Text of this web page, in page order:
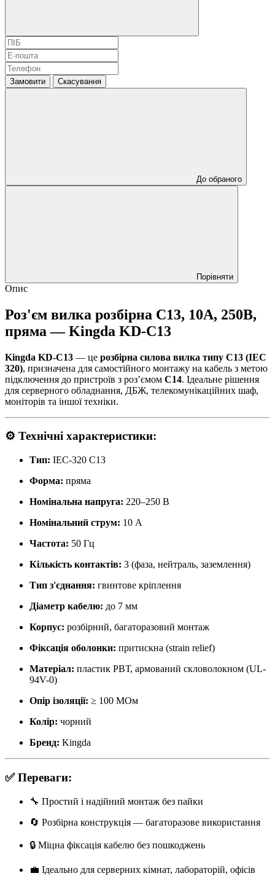
Замовити Скасування
До обраного
Порівняти
Опис
Роз'єм вилка розбірна C13, 10А, 250В,
пряма —Kingda KD-C13
Kingda KD-C13 — це розбірна силова вилка типу C13 (IEC
320), призначена для самостійного монтажу на кабель з метою
підключення до пристроїв з роз’ємом C14. Ідеальне рішення
для серверного обладнання, ДБЖ, телекомунікаційних шаф,
моніторів та іншої техніки.
⚙️ Технічні характеристики:
Тип: IEC-320 C13
Форма: пряма
Номінальна напруга: 220–250 В
Номінальний струм: 10 А
Частота: 50 Гц
Кількість контактів: 3 (фаза, нейтраль, заземлення)
Тип з'єднання: гвинтове кріплення
Діаметр кабелю: до 7 мм
Корпус: розбірний, багаторазовий монтаж
Фіксація оболонки: притискна (strain relief)
Матеріал: пластик РВТ, армований скловолокном (UL-
94V-0)
Опір ізоляції: ≥ 100 МОм
Колір: чорний
Бренд: Kingda
✅Переваги:
🔧 Простий і надійний монтаж без пайки
🔄 Розбірна конструкція — багаторазове використання
🔒 Міцна фіксація кабелю без пошкоджень
💼 Ідеально для серверних кімнат, лабораторій, офісів